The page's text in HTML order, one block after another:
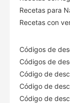
Recetas para
Recetas con
Códigos de
Códigos de
Código de
Código de
Código de